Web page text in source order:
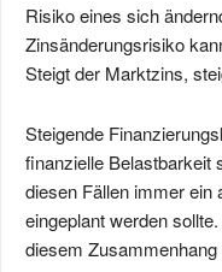
Risiko eines sich
Zinsänderungsrisiko
Steigt der Marktzins,
Steigende
finanzielle Belastbarkeit
diesen Fällen immer ein
eingeplant werden
diesem